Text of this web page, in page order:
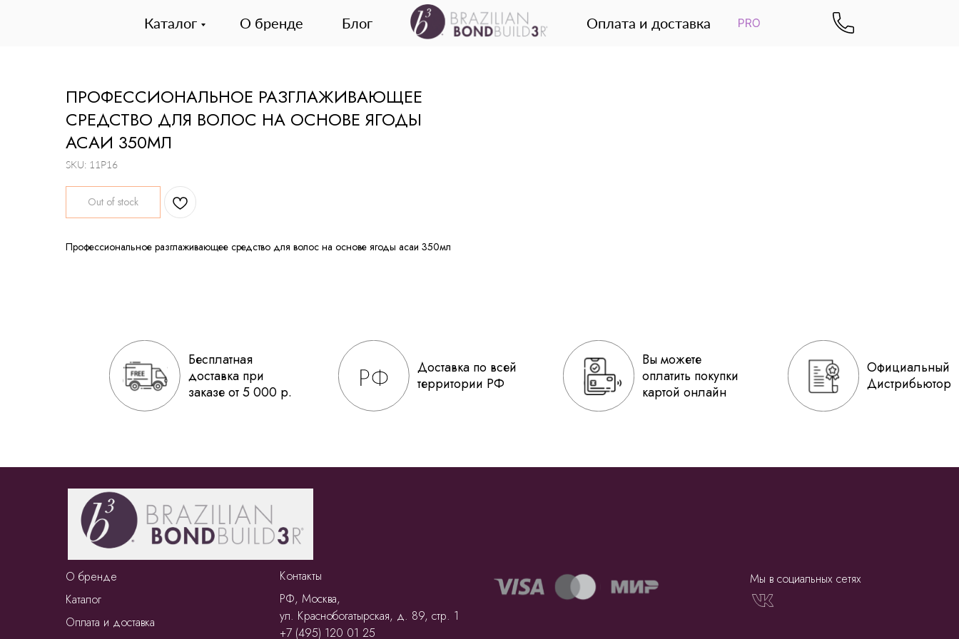
Каталог О бренде Блог Оплата и доставка
ПРОФЕССИОНАЛЬНОЕ РАЗГЛАЖИВАЮЩЕЕ
СРЕДСТВО ДЛЯ ВОЛОС НА ОСНОВЕ ЯГОДЫ
АСАИ 350МЛ
SKU: 11P16
Out of stock
Профессиональное разглаживающее средство для волос на основе ягоды асаи 350мл
Официальный
Дистрибьютор
Вы можете
оплатить покупки
картой онлайн
Доставка по всей
территории РФ
Бесплатная
доставка при
заказе от 5 000 р.
О бренде
Каталог
Оплата и доставка
РФ, Москва,
ул. Краснобогатырская, д. 89, стр. 1
+7 (495) 120 01 25
Контакты Мы в социальных сетях